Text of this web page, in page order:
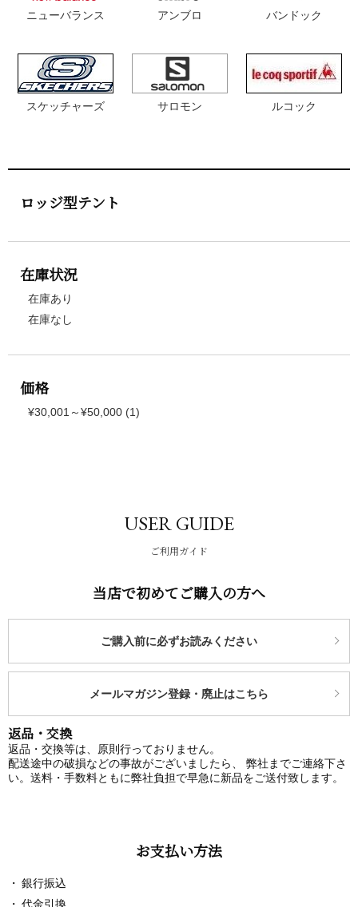
ニューバランス
スケッチャーズ
アンブロ
サロモン
バンドック
ルコック
ロッジ型テント
在庫状況
在庫あり
在庫なし
価格
¥30,001～¥50,000 (1)
USER GUIDE
ご利用ガイド
当店で初めてご購入の方へ
ご購入前に必ずお読みください
メールマガジン登録・廃止はこちら
返品・交換
返品・交換等は、原則行っておりません。
配送途中の破損などの事故がございましたら、 弊社までご連絡下さ
い。送料・手数料ともに弊社負担で早急に新品をご送付致します。
お支払い方法
銀行振込
代金引換